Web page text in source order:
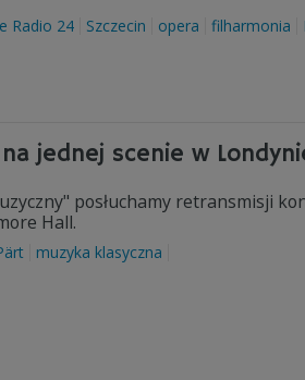
Radio 24 Szczecin opera filharmonia
jednej scenie w
posłuchamy retransmisji
Hall.
muzyka klasyczna